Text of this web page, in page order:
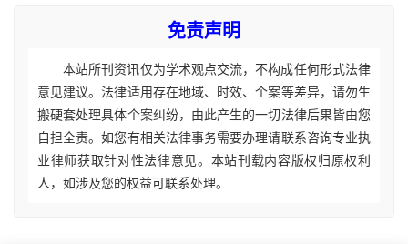
免责声明
本站所刊资讯仅为学术观点交流，不构成任何形式法律
意见建议。法律适用存在地域、时效、个案等差异，请勿生
搬硬套处理具体个案纠纷，由此产生的一切法律后果皆由您
自担全责。如您有相关法律事务需要办理请联系咨询专业执
业律师获取针对性法律意见。本站刊载内容版权归原权利
人，如涉及您的权益可联系处理。